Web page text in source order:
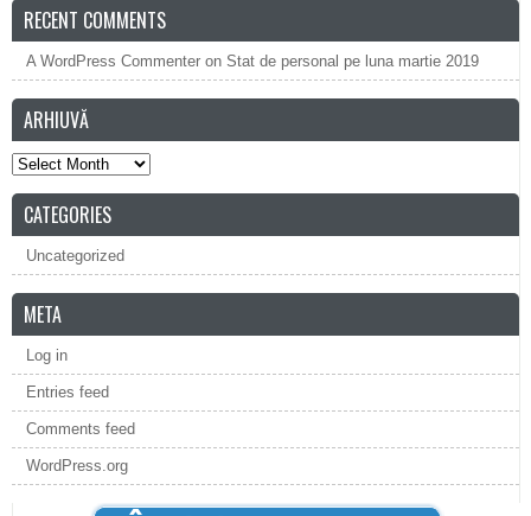
RECENT COMMENTS
A WordPress Commenter on Stat de personal pe luna martie 2019
ARHIUVĂ
Arhiuvă
CATEGORIES
Uncategorized
META
Log in
Entries feed
Comments feed
WordPress.org